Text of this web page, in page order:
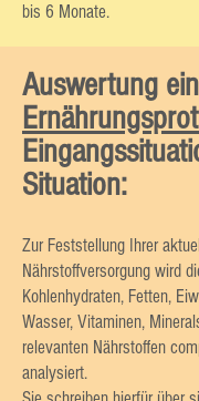
bis 6 Monate.
Auswertung
Situation:
Zur Feststellung Ihrer
Nährstoffversorgung wird
Kohlenhydraten, Fetten,
Wasser, Vitaminen,
relevanten Nährstoffen
analysiert.